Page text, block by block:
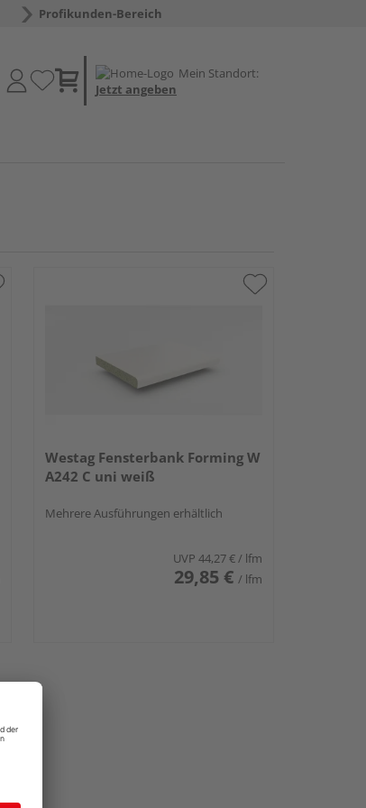
Profikunden-Bereich
Mein Standort:
Jetzt angeben
Westag Fensterbank Forming W
A242 C uni weiß
Mehrere Ausführungen erhältlich
UVP 44,27 €/ lfm
29,85 € / lfm